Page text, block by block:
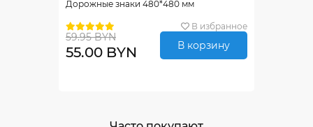
Дорожные знаки 480*480 мм
В избранное
59.95 BYN
55.00 BYN В корзину